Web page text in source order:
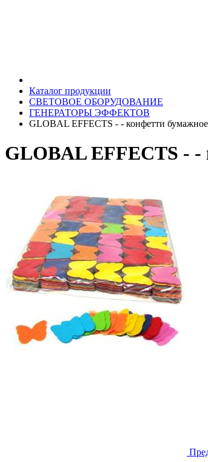
Каталог продукции
СВЕТОВОЕ ОБОРУДОВАНИЕ
ГЕНЕРАТОРЫ ЭФФЕКТОВ
GLOBAL EFFECTS - - конфетти
GLOBAL EFFECTS - -